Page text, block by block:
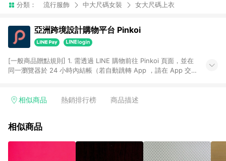
分類： 流行服飾 中大尺碼女裝 女大尺碼上衣
亞洲跨境設計購物平台 Pinkoi
[一般商品贈點規則] 1. 需透過 LINE 購物前往 Pinkoi 頁面，並在
同一瀏覽器於 24 小時內結帳（若自動跳轉 App ，請在 App 交
回饋訂單不得享有 Pinkoi 站方優惠，例如首購優惠，P coins，
行為，不具贈點資格，部分退款不在此限。 6. APP 請更新至
貨後 45 天後發送。 8. 群眾募資商品，禮物卡，開館保證金，補
運費，攤位費等不具贈點資格。 9. LINE 購物站上之商品規格、
相似商品 熱銷排行榜 商品描述
相似商品